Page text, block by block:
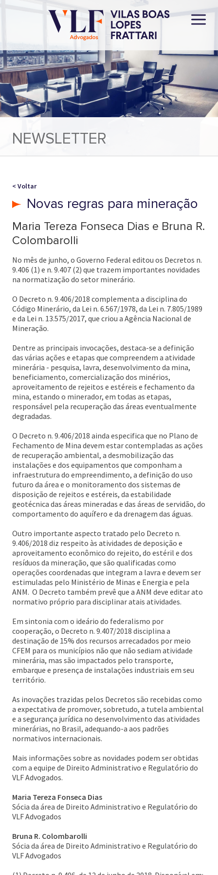
NEWSLETTER
< Voltar
Novas regras para mineração
Maria Tereza Fonseca Dias e Bruna R.
Colombarolli
No mês de junho, o Governo Federal editou os Decretos n.
9.406 (1) e n. 9.407 (2) que trazem importantes novidades
na normatização do setor minerário.
O Decreto n. 9.406/2018 complementa a disciplina do
Código Minerário, da Lei n. 6.567/1978, da Lei n. 7.805/1989
e da Lei n. 13.575/2017, que criou a Agência Nacional de
Mineração.
Dentre as principais invocações, destaca-se a definição
das várias ações e etapas que compreendem a atividade
minerária - pesquisa, lavra, desenvolvimento da mina,
beneficiamento, comercialização dos minérios,
aproveitamento de rejeitos e estéreis e fechamento da
mina, estando o minerador, em todas as etapas,
responsável pela recuperação das áreas eventualmente
degradadas.
O Decreto n. 9.406/2018 ainda especifica que no Plano de
Fechamento de Mina devem estar contempladas as ações
de recuperação ambiental, a desmobilização das
instalações e dos equipamentos que componham a
infraestrutura do empreendimento, a definição do uso
futuro da área e o monitoramento dos sistemas de
disposição de rejeitos e estéreis, da estabilidade
geotécnica das áreas mineradas e das áreas de servidão, do
comportamento do aquífero e da drenagem das águas.
Outro importante aspecto tratado pelo Decreto n.
9.406/2018 diz respeito às atividades de deposição e
aproveitamento econômico do rejeito, do estéril e dos
resíduos da mineração, que são qualificadas como
operações coordenadas que integram a lavra e devem ser
estimuladas pelo Ministério de Minas e Energia e pela
ANM. O Decreto também prevê que a ANM deve editar ato
normativo próprio para disciplinar atais atividades.
Em sintonia com o ideário do federalismo por
cooperação, o Decreto n. 9.407/2018 disciplina a
destinação de 15% dos recursos arrecadados por meio
CFEM para os municípios não que não sediam atividade
minerária, mas são impactados pelo transporte,
embarque e presença de instalações industriais em seu
território.
As inovações trazidas pelos Decretos são recebidas como
a expectativa de promover, sobretudo, a tutela ambiental
e a segurança jurídica no desenvolvimento das atividades
minerárias, no Brasil, adequando-a aos padrões
normativos internacionais.
Mais informações sobre as novidades podem ser obtidas
com a equipe de Direito Administrativo e Regulatório do
VLF Advogados.
Maria Tereza Fonseca Dias
Sócia da área de Direito Administrativo e Regulatório do
VLF Advogados
Bruna R. Colombarolli
Sócia da área de Direito Administrativo e Regulatório do
VLF Advogados